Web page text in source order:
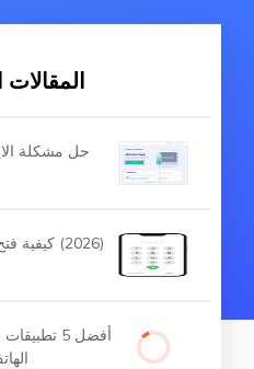
المقالات
(2026)
أفضل 5
الهاتف